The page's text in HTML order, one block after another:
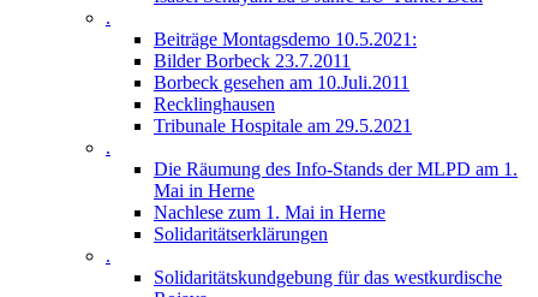
.
Beiträge Montagsdemo 10.5.2021:
Bilder Borbeck 23.7.2011
Borbeck gesehen am 10.Juli.2011
Recklinghausen
Tribunale Hospitale am 29.5.2021
.
Die Räumung des Info-Stands der MLPD am 1.
Mai in Herne
Nachlese zum 1. Mai in Herne
Solidaritätserklärungen
.
Solidaritätskundgebung für das westkurdische